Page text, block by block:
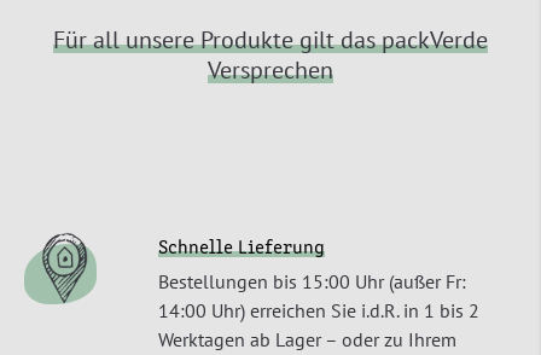
Für all unsere Produkte gilt das packVerde
Versprechen
Schnelle Lieferung
Bestellungen bis 15:00 Uhr (außer Fr:
14:00 Uhr) erreichen Sie i.d.R. in 1 bis 2
Werktagen ab Lager – oder zu Ihrem